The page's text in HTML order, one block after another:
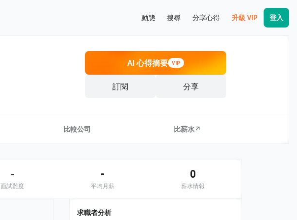
動態 搜尋 分享心得 升級 VIP 登入
AI 心得摘要 VIP
訂閱 分享
比較公司 比薪水↗
-
面試難度
-
平均月薪
0
薪水情報
求職者分析